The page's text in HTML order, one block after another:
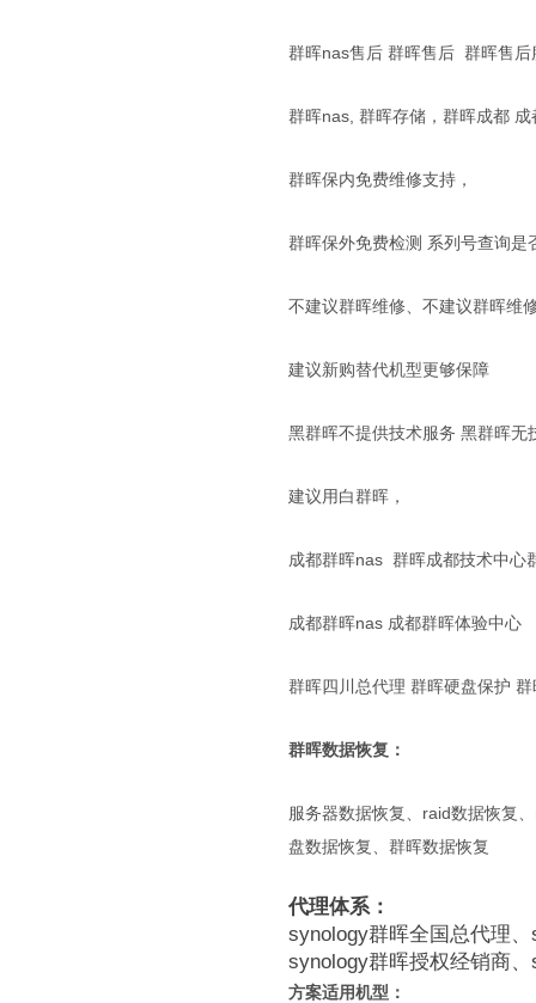
群晖nas售后 群晖售后 群晖售
群晖nas, 群晖存储，群晖成都
群晖保内免费维修支持，
群晖保外免费检测 系列号查询
不建议群晖维修、不建议群晖维
建议新购替代机型更够保障
黑群晖不提供技术服务 黑群晖
建议用白群晖，
成都群晖nas 群晖成都技术中心
成都群晖nas 成都群晖体验中心
群晖四川总代理 群晖硬盘保护
群晖数据恢复：
服务器数据恢复、raid数据恢复
盘数据恢复、群晖数据恢复
代理体系：
synology群晖全国总代理
synology群晖授权经销商
方案适用机型：